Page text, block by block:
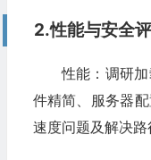
2.性能与安全评
性能：调研
件精简、服务器
速度问题及解决路